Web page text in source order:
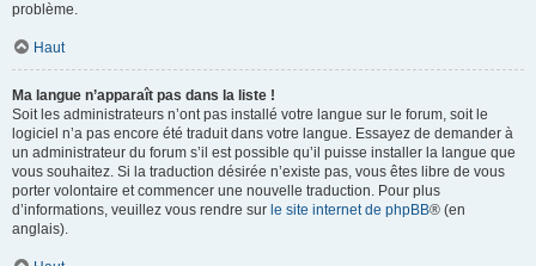
problème.
Haut
Ma langue n’apparaît pas dans la liste !
Soit les administrateurs n’ont pas installé votre langue sur le forum, soit le
logiciel n’a pas encore été traduit dans votre langue. Essayez de demander à
un administrateur du forum s’il est possible qu’il puisse installer la langue que
vous souhaitez. Si la traduction désirée n’existe pas, vous êtes libre de vous
porter volontaire et commencer une nouvelle traduction. Pour plus
d’informations, veuillez vous rendre sur le site internet de phpBB® (en
anglais).